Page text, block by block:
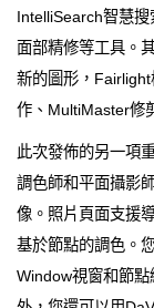
IntelliSearch智慧
面部精修等工具。
新的圖形，
作、MultiMaster修
此次發佈的另一項
調色師和平面攝影
像。照片頁面支援
基於節點的調色。
Window視窗和節